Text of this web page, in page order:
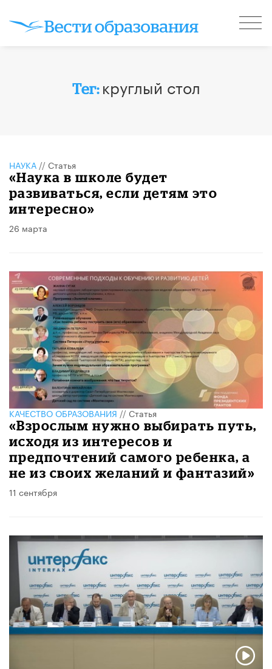
Тег: круглый стол
НАУКА // Статья
«Наука в школе будет
развиваться, если детям это
интересно»
26 марта
КАЧЕСТВО ОБРАЗОВАНИЯ//Статья
«Взрослым нужно выбирать путь,
исходя из интересов и
предпочтений самого ребенка, а
не из своих желаний и фантазий»
11 сентября